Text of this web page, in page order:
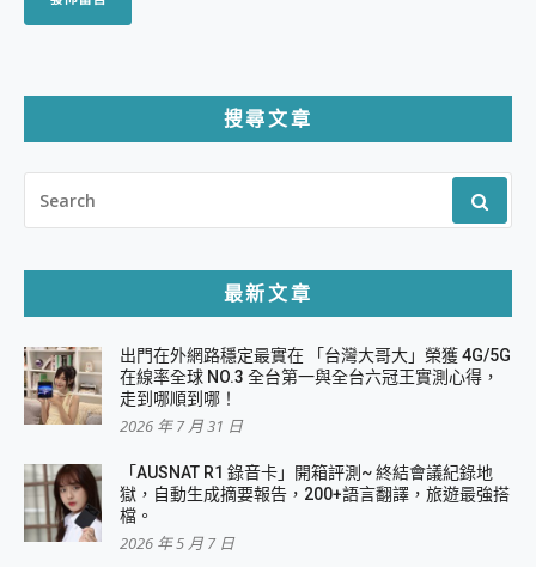
搜尋文章
FOR:
最新文章
出門在外網路穩定最實在 「台灣大哥大」榮獲 4G/5G
在線率全球 NO.3 全台第一與全台六冠王實測心得，
走到哪順到哪！
2026 年 7 月 31 日
「AUSNAT R1 錄音卡」開箱評測~ 終結會議紀錄地
獄，自動生成摘要報告，200+語言翻譯，旅遊最強搭
檔。
2026 年 5 月 7 日